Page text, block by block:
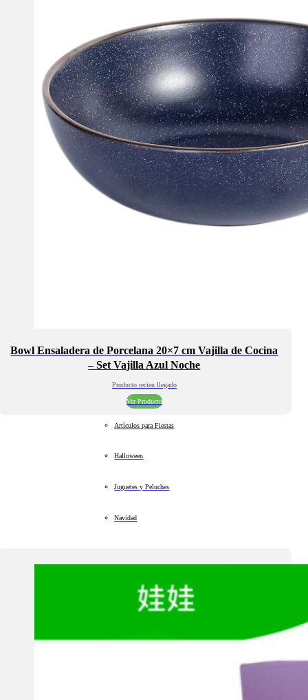
Bowl Ensaladera de Porcelana 20×7 cm Vajilla de Cocina
– Set Vajilla Azul Noche
Producto recien llegado
Ver Producto
Artículos para Fiestas
Halloween
Juguetes y Peluches
Navidad